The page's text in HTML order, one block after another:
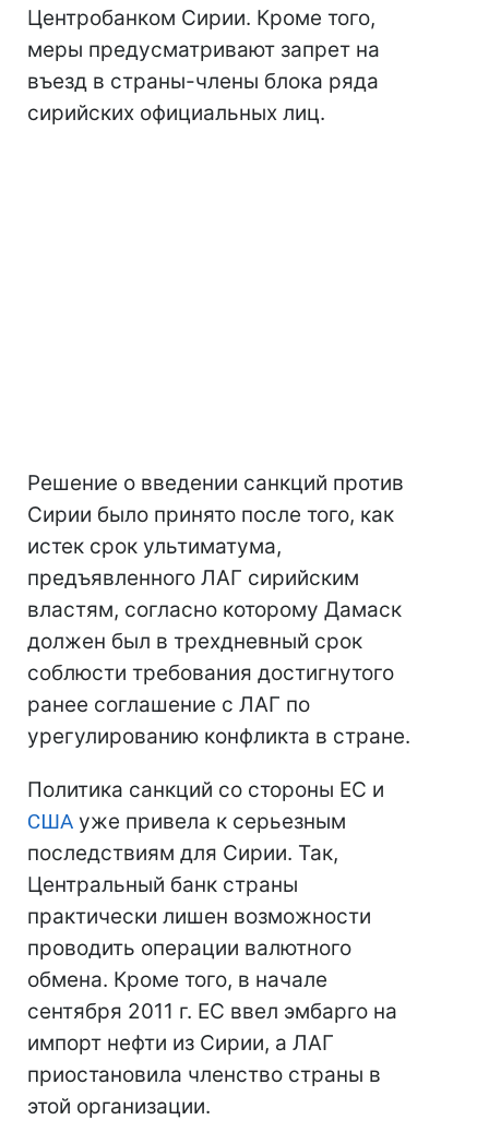
Центробанком Сирии. Кроме того,
меры предусматривают запрет на
въезд в страны-члены блока ряда
сирийских официальных лиц.
Решение о введении санкций против
Сирии было принято после того, как
истек срок ультиматума,
предъявленного ЛАГ сирийским
властям, согласно которому Дамаск
должен был в трехдневный срок
соблюсти требования достигнутого
ранее соглашение с ЛАГ по
урегулированию конфликта в стране.
Политика санкций со стороны ЕС и
США уже привела к серьезным
последствиям для Сирии. Так,
Центральный банк страны
практически лишен возможности
проводить операции валютного
обмена. Кроме того, в начале
сентября 2011 г. ЕС ввел эмбарго на
импорт нефти из Сирии, а ЛАГ
приостановила членство страны в
этой организации.